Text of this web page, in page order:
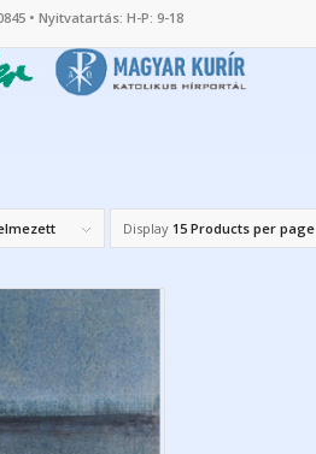
• Nyitvatartás: H-P: 9-18
Display 15 Products per page